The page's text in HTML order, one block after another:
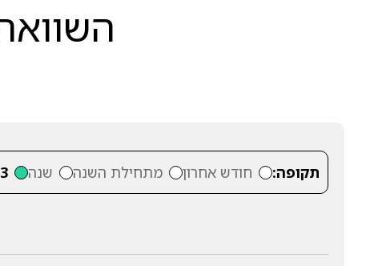
תקופה: חודש אחרון מתחילת השנה שנה 3 שנים